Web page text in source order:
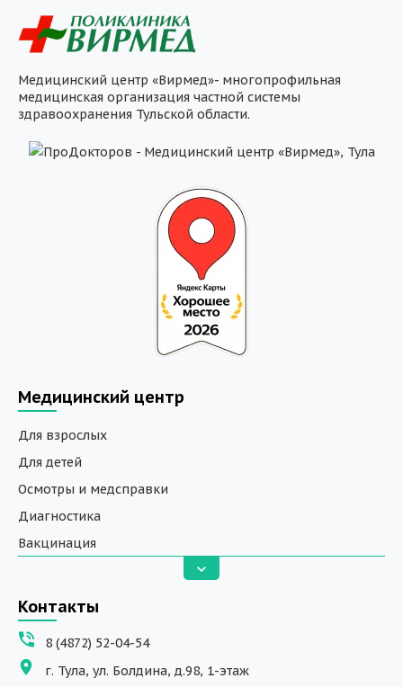
Медицинский центр «Вирмед»- многопрофильная
медицинская организация частной системы
здравоохранения Тульской области.
Медицинский центр
Для взрослых
Для детей
Осмотры и медсправки
Диагностика
Вакцинация
Вызов на дом
ДНК исследования
Программы обучения
Физиотерапия
Контакты
8 (4872) 52-04-54
г. Тула, ул. Болдина, д.98, 1-этаж